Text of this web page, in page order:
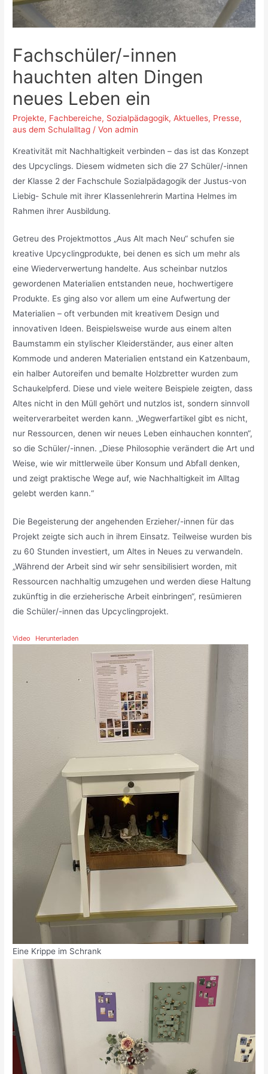
Fachschüler/-innen
hauchten alten Dingen
neues Leben ein
Projekte, Fachbereiche, Sozialpädagogik,Aktuelles, Presse,
aus dem Schulalltag / Vonadmin
Kreativität mit Nachhaltigkeit verbinden – das ist das Konzept
des Upcyclings. Diesem widmeten sich die 27 Schüler/-innen
der Klasse 2 der Fachschule Sozialpädagogik der Justus-von
Liebig- Schule mit ihrer Klassenlehrerin Martina Helmes im
Rahmen ihrer Ausbildung.
Getreu des Projektmottos „Aus Alt mach Neu“ schufen sie
kreative Upcyclingprodukte, bei denen es sich um mehr als
eine Wiederverwertung handelte. Aus scheinbar nutzlos
gewordenen Materialien entstanden neue, hochwertigere
Produkte. Es ging also vor allem um eine Aufwertung der
Materialien – oft verbunden mit kreativem Design und
innovativen Ideen. Beispielsweise wurde aus einem alten
Baumstamm ein stylischer Kleiderständer, aus einer alten
Kommode und anderen Materialien entstand ein Katzenbaum,
ein halber Autoreifen und bemalte Holzbretter wurden zum
Schaukelpferd. Diese und viele weitere Beispiele zeigten, dass
Altes nicht in den Müll gehört und nutzlos ist, sondern sinnvoll
weiterverarbeitet werden kann. „Wegwerfartikel gibt es nicht,
nur Ressourcen, denen wir neues Leben einhauchen konnten“,
so die Schüler/-innen. „Diese Philosophie verändert die Art und
Weise, wie wir mittlerweile über Konsum und Abfall denken,
und zeigt praktische Wege auf, wie Nachhaltigkeit im Alltag
gelebt werden kann.“
Die Begeisterung der angehenden Erzieher/-innen für das
Projekt zeigte sich auch in ihrem Einsatz. Teilweise wurden bis
zu 60 Stunden investiert, um Altes in Neues zu verwandeln.
„Während der Arbeit sind wir sehr sensibilisiert worden, mit
Ressourcen nachhaltig umzugehen und werden diese Haltung
zukünftig in die erzieherische Arbeit einbringen“, resümieren
die Schüler/-innen das Upcyclingprojekt.
Video Herunterladen
Eine Krippe im Schrank